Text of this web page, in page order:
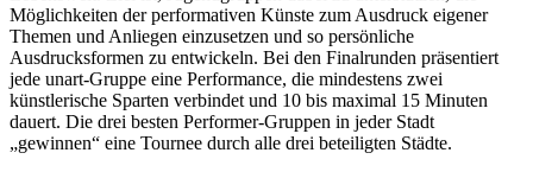
Möglichkeiten der performativen Künste zum Ausdruck eigener
Themen und Anliegen einzusetzen und so persönliche
Ausdrucksformen zu entwickeln. Bei den Finalrunden präsentiert
jede unart-Gruppe eine Performance, die mindestens zwei
künstlerische Sparten verbindet und 10 bis maximal 15 Minuten
dauert. Die drei besten Performer-Gruppen in jeder Stadt
„gewinnen“ eine Tournee durch alle drei beteiligten Städte.